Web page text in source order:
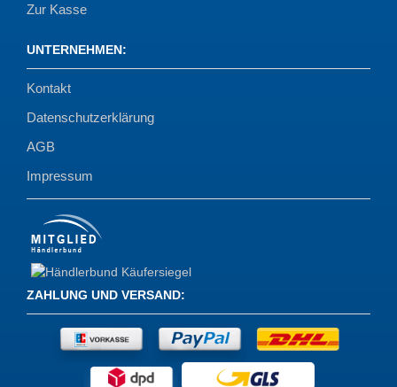
Zur Kasse
UNTERNEHMEN:
Kontakt
Datenschutzerklärung
AGB
Impressum
ZAHLUNG UND VERSAND: